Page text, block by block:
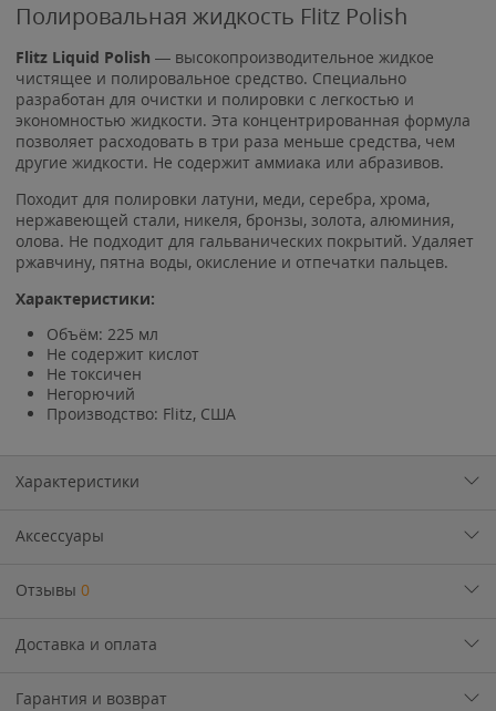
Полировальная жидкость Flitz Polish
Flitz Liquid Polish — высокопроизводительное жидкое
чистящее и полировальное средство. Специально
разработан для очистки и полировки с легкостью и
экономностью жидкости. Эта концентрированная формула
позволяет расходовать в три раза меньше средства, чем
другие жидкости. Не содержит аммиака или абразивов.
Походит для полировки латуни, меди, серебра, хрома,
нержавеющей стали, никеля, бронзы, золота, алюминия,
олова. Не подходит для гальванических покрытий. Удаляет
ржавчину, пятна воды, окисление и отпечатки пальцев.
Характеристики:
Объём: 225 мл
Не содержит кислот
Не токсичен
Негорючий
Производство: Flitz, США
Характеристики
Аксессуары
Отзывы 0
Доставка и оплата
Гарантия и возврат